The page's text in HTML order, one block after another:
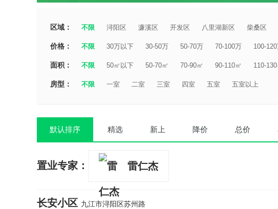
区域： 不限 浔阳区 濂溪区 开发区 八里湖新区 柴桑区
价格： 不限 30万以下 30-50万 50-70万 70-100万 100-
面积： 不限 50㎡以下 50-70㎡ 70-90㎡ 90-110㎡ 110-130
房型： 不限 一室 二室 三室 四室 五室 五室以上
默认排序 精选 新上 降价 总价
置业专家： 雷仁杰
长安小区 九江市浔阳区苏州路